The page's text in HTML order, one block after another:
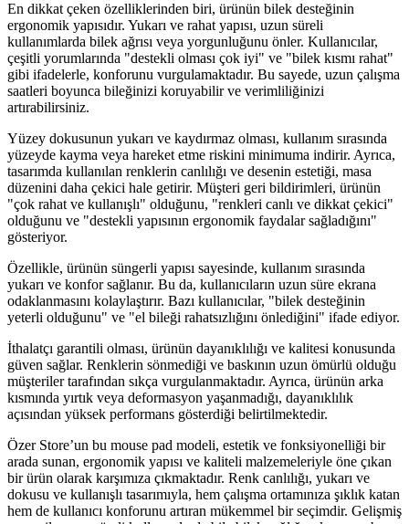
En dikkat çeken özelliklerinden biri, ürünün bilek desteğinin
ergonomik yapısıdır. Yukarı ve rahat yapısı, uzun süreli
kullanımlarda bilek ağrısı veya yorgunluğunu önler. Kullanıcılar,
çeşitli yorumlarında "destekli olması çok iyi" ve "bilek kısmı rahat"
gibi ifadelerle, konforunu vurgulamaktadır. Bu sayede, uzun çalışma
saatleri boyunca bileğinizi koruyabilir ve verimliliğinizi
artırabilirsiniz.
Yüzey dokusunun yukarı ve kaydırmaz olması, kullanım sırasında
yüzeyde kayma veya hareket etme riskini minimuma indirir. Ayrıca,
tasarımda kullanılan renklerin canlılığı ve desenin estetiği, masa
düzenini daha çekici hale getirir. Müşteri geri bildirimleri, ürünün
"çok rahat ve kullanışlı" olduğunu, "renkleri canlı ve dikkat çekici"
olduğunu ve "destekli yapısının ergonomik faydalar sağladığını"
gösteriyor.
Özellikle, ürünün süngerli yapısı sayesinde, kullanım sırasında
yukarı ve konfor sağlanır. Bu da, kullanıcıların uzun süre ekrana
odaklanmasını kolaylaştırır. Bazı kullanıcılar, "bilek desteğinin
yeterli olduğunu" ve "el bileği rahatsızlığını önlediğini" ifade ediyor.
İthalatçı garantili olması, ürünün dayanıklılığı ve kalitesi konusunda
güven sağlar. Renklerin sönmediği ve baskının uzun ömürlü olduğu
müşteriler tarafından sıkça vurgulanmaktadır. Ayrıca, ürünün arka
kısmında yırtık veya deformasyon yaşanmadığı, dayanıklılık
açısından yüksek performans gösterdiği belirtilmektedir.
Özer Store’un bu mouse pad modeli, estetik ve fonksiyonelliği bir
arada sunan, ergonomik yapısı ve kaliteli malzemeleriyle öne çıkan
bir ürün olarak karşımıza çıkmaktadır. Renk canlılığı, yukarı ve
dokusu ve kullanışlı tasarımıyla, hem çalışma ortamınıza şıklık katan
hem de kullanıcı konforunu artıran mükemmel bir seçimdir. Gelişmiş